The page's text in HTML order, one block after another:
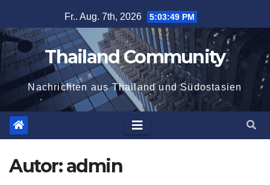
Inhalt
springen
Fr.. Aug. 7th, 2026 5:03:50 PM
Thailand Community
Nachrichten aus Thailand und Südostasien
Autor:admin